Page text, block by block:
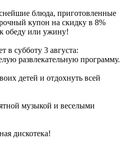
блюда, приготовленные
купон на скидку в 8%
обеду или ужину!
в субботу 3 августа:
развлекательную программу.
детей и отдохнуть всей
музыкой и веселыми
дискотека!